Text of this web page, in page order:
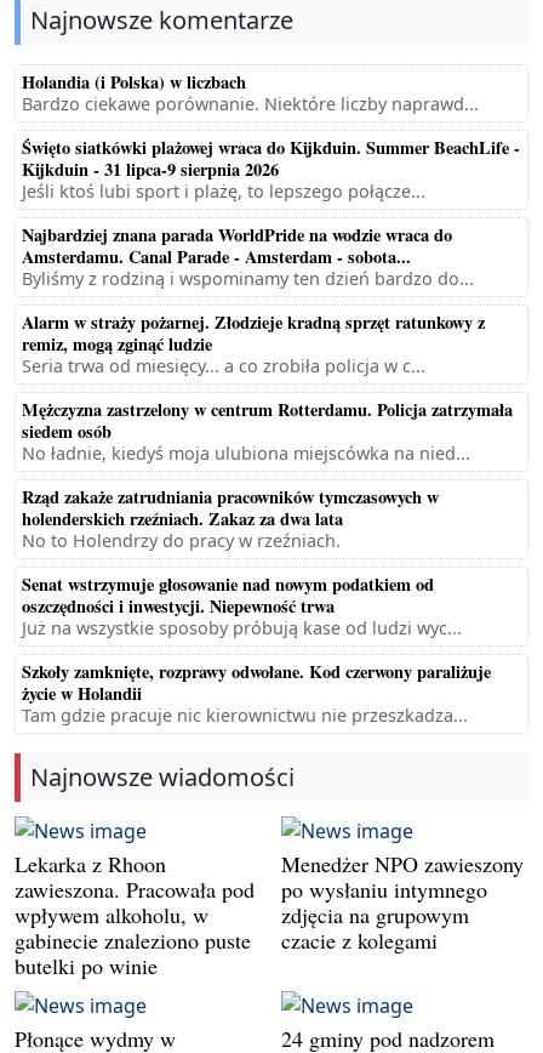
Najnowsze komentarze
Holandia (i Polska) w liczbach
Bardzo ciekawe porównanie. Niektóre liczby naprawd...
Święto siatkówki plażowej wraca do Kijkduin. Summer BeachLife -
Kijkduin - 31 lipca-9 sierpnia 2026
Jeśli ktoś lubi sport i plażę, to lepszego połącze...
Najbardziej znana parada WorldPride na wodzie wraca do
Amsterdamu. Canal Parade - Amsterdam - sobota...
Byliśmy z rodziną i wspominamy ten dzień bardzo do...
Alarm w straży pożarnej. Złodzieje kradną sprzęt ratunkowy z
remiz, mogą zginąć ludzie
Seria trwa od miesięcy... a co zrobiła policja w c...
Mężczyzna zastrzelony w centrum Rotterdamu. Policja zatrzymała
siedem osób
No ładnie, kiedyś moja ulubiona miejscówka na nied...
Rząd zakaże zatrudniania pracowników tymczasowych w
holenderskich rzeźniach. Zakaz za dwa lata
No to Holendrzy do pracy w rzeźniach.
Senat wstrzymuje głosowanie nad nowym podatkiem od
oszczędności i inwestycji. Niepewność trwa
Już na wszystkie sposoby próbują kase od ludzi wyc...
Szkoły zamknięte, rozprawy odwołane. Kod czerwony paraliżuje
życie w Holandii
Tam gdzie pracuje nic kierownictwu nie przeszkadza...
Najnowsze wiadomości
Lekarka z Rhoon
zawieszona. Pracowała pod
wpływem alkoholu, w
gabinecie znaleziono puste
butelki po winie
Menedżer NPO zawieszony
po wysłaniu intymnego
zdjęcia na grupowym
czacie z kolegami
Płonące wydmy w
24 gminy pod nadzorem